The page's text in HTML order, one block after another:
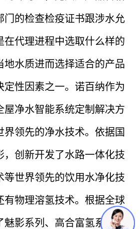
门的检查检疫证书跟涉水允
在代理进程中选取什么样的
地水质进而选择适合的产品
定性因素之一。诺百纳作为
屋净水智能系统定制解决方
界领先的净水技术。依据国
，创新开发了水路一体化技
等世界领先的饮用水净化技
有物理溶氢技术。根据全球
魅影系列、高合富氢系列、